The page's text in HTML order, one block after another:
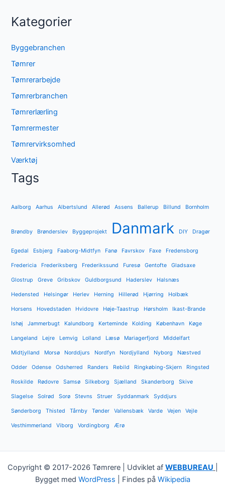
Kategorier
Byggebranchen
Tømrer
Tømrerarbejde
Tømrerbranchen
Tømrerlærling
Tømrermester
Tømrervirksomhed
Værktøj
Tags
Aalborg Aarhus Albertslund Allerød Assens Ballerup Billund Bornholm
Brøndby Brønderslev Byggeprojekt Danmark DIY Dragør
Egedal Esbjerg Faaborg-Midtfyn Fanø Favrskov Faxe Fredensborg
Fredericia Frederiksberg Frederikssund Furesø Gentofte Gladsaxe
Glostrup Greve Gribskov Guldborgsund Haderslev Halsnæs
Hedensted Helsingør Herlev Herning Hillerød Hjørring Holbæk
Horsens Hovedstaden Hvidovre Høje-Taastrup Hørsholm Ikast-Brande
Ishøj Jammerbugt Kalundborg Kerteminde Kolding København Køge
Langeland Lejre Lemvig Lolland Læsø Mariagerfjord Middelfart
Midtjylland Morsø Norddjurs Nordfyn Nordjylland Nyborg Næstved
Odder Odense Odsherred Randers Rebild Ringkøbing-Skjern Ringsted
Roskilde Rødovre Samsø Silkeborg Sjælland Skanderborg Skive
Slagelse Solrød Sorø Stevns Struer Syddanmark Syddjurs
Sønderborg Thisted Tårnby Tønder Vallensbæk Varde Vejen Vejle
Vesthimmerland Viborg Vordingborg Ærø
Copyright © 2017-2026 Tømrere | Udviklet af WEBBUREAU
Bygget med WordPress | Findes på Wikipedia